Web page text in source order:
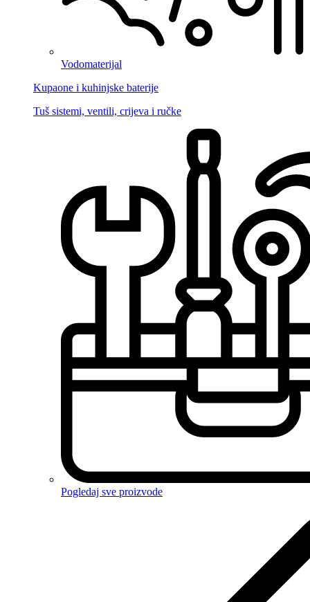
Vodomaterijal
Kupaone i kuhinjske baterije
Tuš sistemi, ventili, crijeva i ručke
Pogledaj sve proizvode